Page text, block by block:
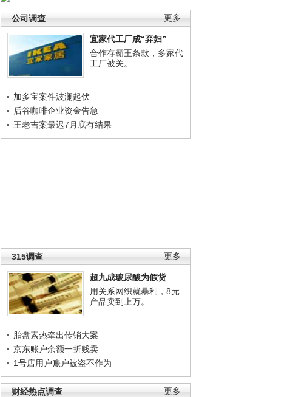
更多
公司调查
宜家代工厂成“弃妇”
合作存霸王条款，多家代
工厂被关。
加多宝案件波澜起伏
后谷咖啡企业资金告急
王老吉案最迟7月底有结果
更多
315调查
超九成玻尿酸为假货
用关系网织就暴利，8元
产品卖到上万。
胎盘素热牵出传销大案
京东账户余额一折贱卖
1号店用户账户被盗不作为
更多
财经热点调查